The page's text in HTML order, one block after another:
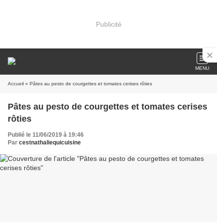
Publicité
MENU
Accueil » Pâtes au pesto de courgettes et tomates cerises rôties
Pâtes au pesto de courgettes et tomates cerises
rôties
Publié le 11/06/2019 à 19:46
Par cestnathaliequicuisine